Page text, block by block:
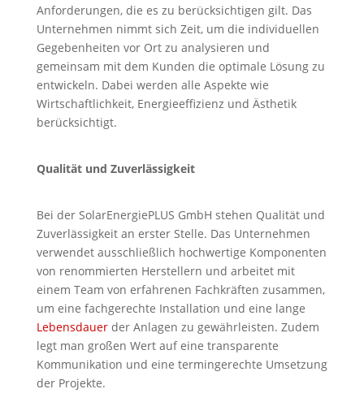
Anforderungen, die es zu berücksichtigen gilt. Das
Unternehmen nimmt sich Zeit, um die individuellen
Gegebenheiten vor Ort zu analysieren und
gemeinsam mit dem Kunden die optimale Lösung zu
entwickeln. Dabei werden alle Aspekte wie
Wirtschaftlichkeit, Energieeffizienz und Ästhetik
berücksichtigt.
Qualität und Zuverlässigkeit
Bei der SolarEnergiePLUS GmbH stehen Qualität und
Zuverlässigkeit an erster Stelle. Das Unternehmen
verwendet ausschließlich hochwertige Komponenten
von renommierten Herstellern und arbeitet mit
einem Team von erfahrenen Fachkräften zusammen,
um eine fachgerechte Installation und eine lange
Lebensdauerder Anlagen zu gewährleisten. Zudem
legt man großen Wert auf eine transparente
Kommunikation und eine termingerechte Umsetzung
der Projekte.